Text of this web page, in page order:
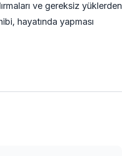
ve gereksiz yüklerden
hayatında yapması